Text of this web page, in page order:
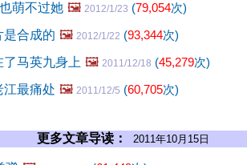
萌不过她 🖼️ 2012/1/23 (79,054次)
是合成的 🖼️ 2012/1/22 (93,344次)
了马英九身上 🖼️ 2011/12/18 (45,279次)
江最痛处 🖼️ 2011/12/5 (60,705次)
更多文章导读： 2011年10月15日